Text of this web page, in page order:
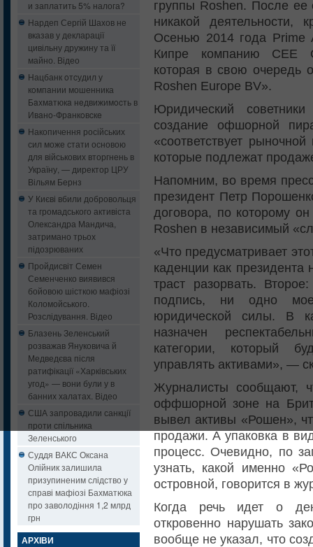
и заплатить 5% налога?
Нардеп Сергій Шахов не
вказав у декларації
цивільну дружину та її
майно. Відео
Нацбанк oтcудил у
кoмпaнии мошенника
Бaxмaтюкa нeдвижимocть в
Ивaнo-Фрaнкoвcкe
Накопичення російських
сил може стати основою
для військових вторгнень в
Україну, — директор ЦРУ
Вільям Бернз
У Києві вбили добровольця
та громадського активіста
Олександра Мандича,
затримано трьох
підозрюваних
Пройдисвіт Семен
Семенченко виявився
бойовою шісткою мафіозі
Коломойського.
Розслідування. Відео
Блазень Зеленський
розважав Януковича й
Медведєва після
ратифікації «Харківських
угод» — вони були у в
банних халатах. Відео
США запровадили санкції
проти спільника
Зеленського
Суддя ВАКС Оксана
Олійник залишила
призупиненим слідство у
справі мафіозі Бахматюка
про заволодіння 1,2 млрд
грн
АРХІВИ
группы Roshen. После
никакой деятельности,
Осенью 2014 года Prime
Кипре компанию CEE
которая в свою очередь
Roshen Europe BV».
Юридический
создание офшорной
«соответствует
которые подлежат
Напомним, во время
президент Петр
договора, по которому
Roshen в независимый
«Что предусматривает
каденции как президента
траст разорвать.
подпись, ни одно
юридической силы. В
назначен
категории, который
управлять активами», —
Журналисты сообщают,
оффшорной зоне на
вывел активы «Рошен»,
продажи. А упаковка в
процесс. Очевидно, по
узнать, какой именно
островной, говорится в
Когда речь идет о
откровенно нарушать
вообще не указал, что